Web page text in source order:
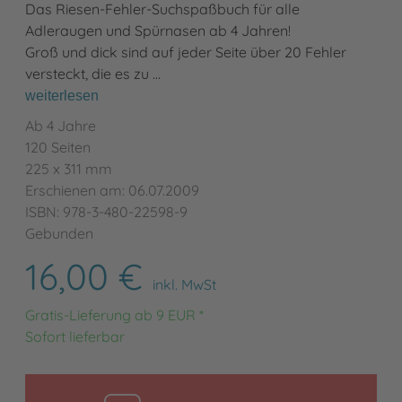
Das Riesen-Fehler-Suchspaßbuch für alle
Adleraugen und Spürnasen ab 4 Jahren!
Groß und dick sind auf jeder Seite über 20 Fehler
versteckt, die es zu …
weiterlesen
Ab 4 Jahre
120 Seiten
225 x 311 mm
Erschienen am: 06.07.2009
ISBN: 978-3-480-22598-9
Gebunden
16,00 €
inkl. MwSt
Gratis-Lieferung ab 9 EUR *
Sofort lieferbar